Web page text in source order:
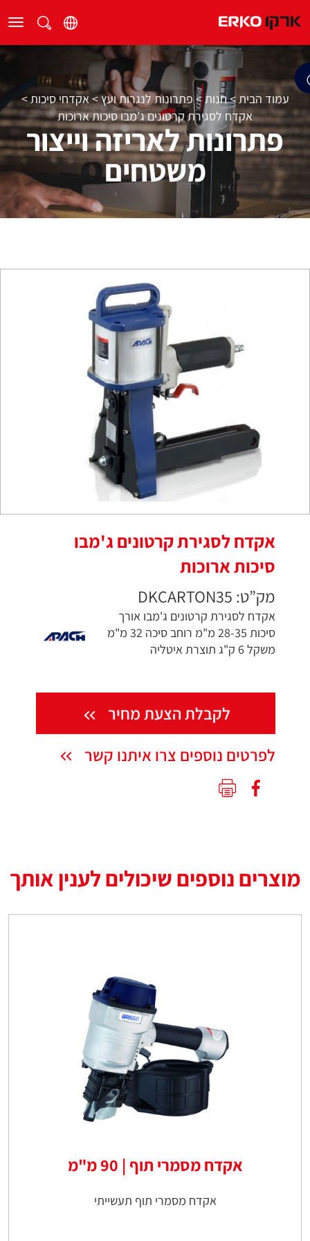
עמוד הבית>חנות>פתרונות לנגרות ועץ>אקדחי סיכות>
אקדח לסגירת קרטונים ג’מבו סיכות ארוכות
פתרונות לאריזה וייצור
משטחים
אקדח לסגירת קרטונים ג'מבו
סיכות ארוכות
מק”ט: DKCARTON35
אקדח לסגירת קרטונים ג'מבו אורך
סיכות 28-35 מ"מ רוחב סיכה 32 מ"מ
משקל 6 ק"ג תוצרת איטליה
לקבלת הצעת מחיר
לפרטים נוספים צרו איתנו קשר
מוצרים נוספים שיכולים לענין אותך
אקדח מסמרי תוף | 90 מ"מ
אקדח מסמרי תוף תעשייתי